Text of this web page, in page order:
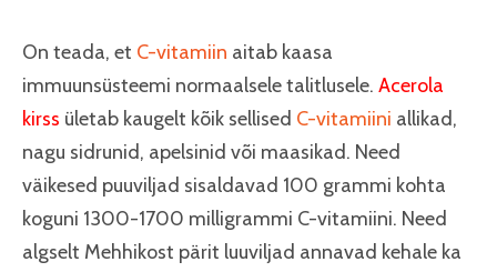
On teada, et C-vitamiin aitab kaasa
immuunsüsteemi normaalsele talitlusele. Acerola
kirss ületab kaugelt kõik sellised C-vitamiini allikad,
nagu sidrunid, apelsinid või maasikad. Need
väikesed puuviljad sisaldavad 100 grammi kohta
koguni 1300-1700 milligrammi C-vitamiini. Need
algselt Mehhikost pärit luuviljad annavad kehale ka